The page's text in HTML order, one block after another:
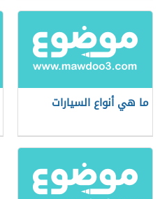
ما هي أنواع السيارات